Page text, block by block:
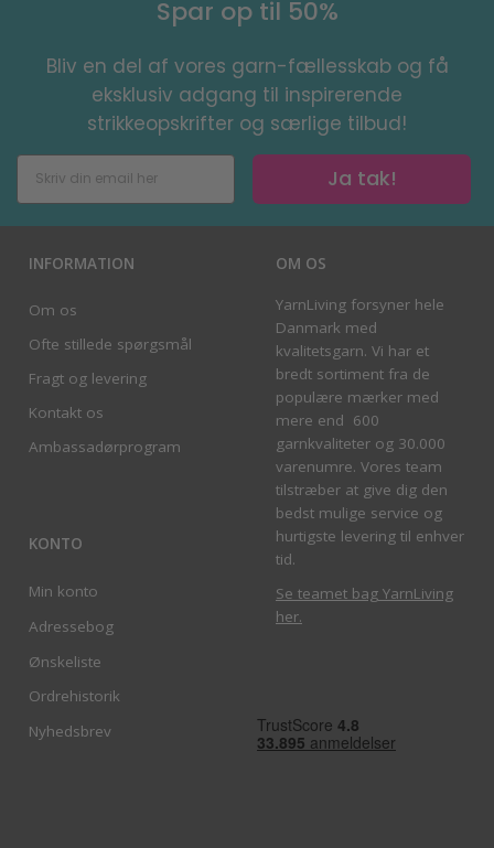
Spar op til 50%
Bliv en del af vores garn-fællesskab og få
eksklusiv adgang til inspirerende
strikkeopskrifter og særlige tilbud!
Ja tak!
INFORMATION
Om os
Ofte stillede spørgsmål
Fragt og levering
Kontakt os
Ambassadørprogram
KONTO
Min konto
Adressebog
Ønskeliste
Ordrehistorik
Nyhedsbrev
OM OS
YarnLiving forsyner hele
Danmark med
kvalitetsgarn. Vi har et
bredt sortiment fra de
populære mærker med
mere end 600
garnkvaliteter og 30.000
varenumre. Vores team
tilstræber at give dig den
bedst mulige service og
hurtigste levering til enhver
tid.
Se teamet bag YarnLiving
her.